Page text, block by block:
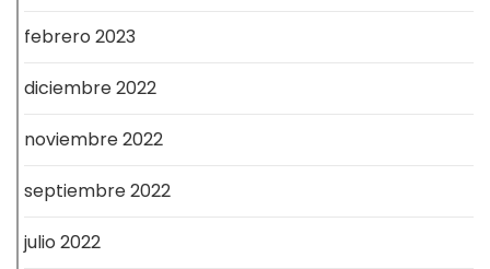
febrero 2023
diciembre 2022
noviembre 2022
septiembre 2022
julio 2022